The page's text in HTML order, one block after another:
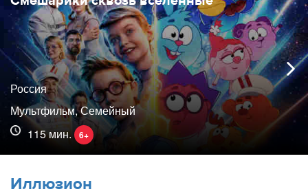
Россия
Мультфильм, Семейный
115 мин.
6+
Иллюзион